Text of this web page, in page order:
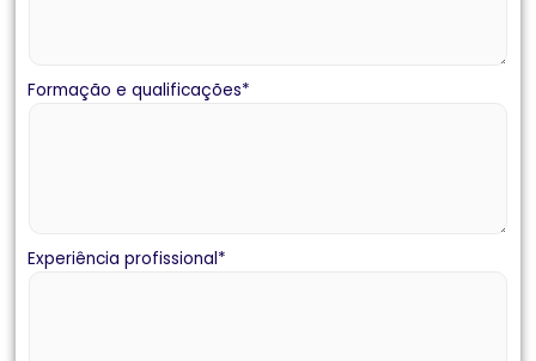
Formação e qualificações*
Experiência profissional*